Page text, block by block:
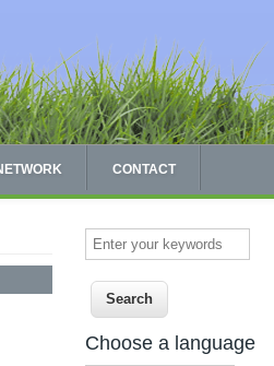
CONTACT
Enter your keywords
Choose a language